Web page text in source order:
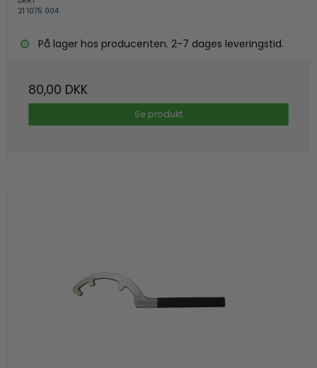
21 1075 004
På lager hos producenten. 2-7 dages leveringstid.
80,00 DKK
Se produkt